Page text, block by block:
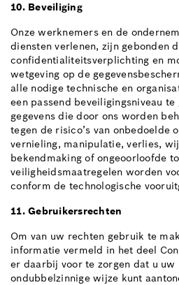
10. Beveiliging
Onze werknemers en de
diensten verlenen, zijn gebonden
confidentialiteitsverplichting en
wetgeving op de
alle nodige technische en
een passend beveiligingsniveau
gegevens die door ons worden
tegen de risico’s van onbedoelde
vernieling, manipulatie, verlies,
bekendmaking of ongeoorloofde
veiligheidsmaatregelen worden
conform de technologische
11. Gebruikersrechten
Om van uw rechten gebruik te
informatie vermeld in het deel
er daarbij voor te zorgen dat u
ondubbelzinnige wijze kunt